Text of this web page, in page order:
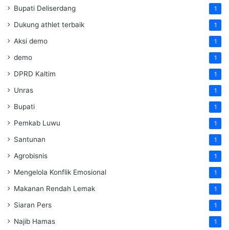
Bupati Deliserdang 1
Dukung athlet terbaik 1
Aksi demo 1
demo 1
DPRD Kaltim 1
Unras 1
Bupati 1
Pemkab Luwu 1
Santunan 1
Agrobisnis 1
Mengelola Konflik Emosional 1
Makanan Rendah Lemak 1
Siaran Pers 1
Najib Hamas 1